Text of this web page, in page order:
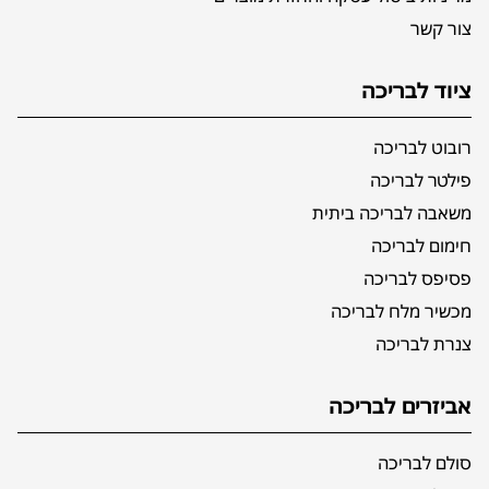
צור קשר
ציוד לבריכה
רובוט לבריכה
פילטר לבריכה
משאבה לבריכה ביתית
חימום לבריכה
פסיפס לבריכה
מכשיר מלח לבריכה
צנרת לבריכה
אביזרים לבריכה
סולם לבריכה